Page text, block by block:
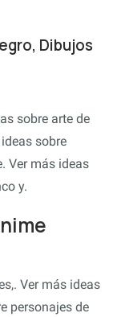
Dibujos
sobre arte de
sobre
Ver más ideas
y.
Ver más ideas
personajes de